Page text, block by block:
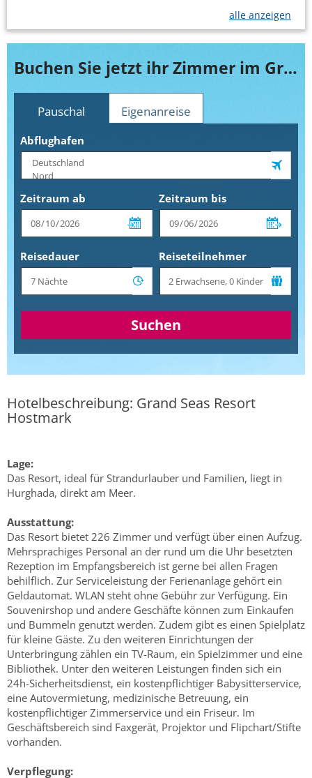
alle anzeigen
Buchen Sie jetzt ihr Zimmer im Grand Seas Resort Hostmark
Pauschal Eigenanreise
Abflughafen
Zeitraum ab Zeitraum bis
Reisedauer Reiseteilnehmer
Suchen
Hotelbeschreibung: Grand Seas Resort
Hostmark
Lage:
Das Resort, ideal für Strandurlauber und Familien, liegt in
Hurghada, direkt am Meer.
Ausstattung:
Das Resort bietet 226 Zimmer und verfügt über einen Aufzug.
Mehrsprachiges Personal an der rund um die Uhr besetzten
Rezeption im Empfangsbereich ist gerne bei allen Fragen
behilflich. Zur Serviceleistung der Ferienanlage gehört ein
Geldautomat. WLAN steht ohne Gebühr zur Verfügung. Ein
Souvenirshop und andere Geschäfte können zum Einkaufen
und Bummeln genutzt werden. Zudem gibt es einen Spielplatz
für kleine Gäste. Zu den weiteren Einrichtungen der
Unterbringung zählen ein TV-Raum, ein Spielzimmer und eine
Bibliothek. Unter den weiteren Leistungen finden sich ein
24h-Sicherheitsdienst, ein kostenpflichtiger Babysitterservice,
eine Autovermietung, medizinische Betreuung, ein
kostenpflichtiger Zimmerservice und ein Friseur. Im
Geschäftsbereich sind Faxgerät, Projektor und Flipchart/Stifte
vorhanden.
Verpflegung: